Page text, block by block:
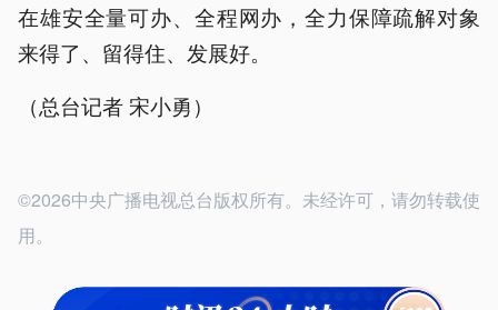
在雄安全量可办、全程网办，全力保障疏解对象
来得了、留得住、发展好。
（总台记者 宋小勇）
©2026中央广播电视总台版权所有。未经许可，请勿转载使
用。